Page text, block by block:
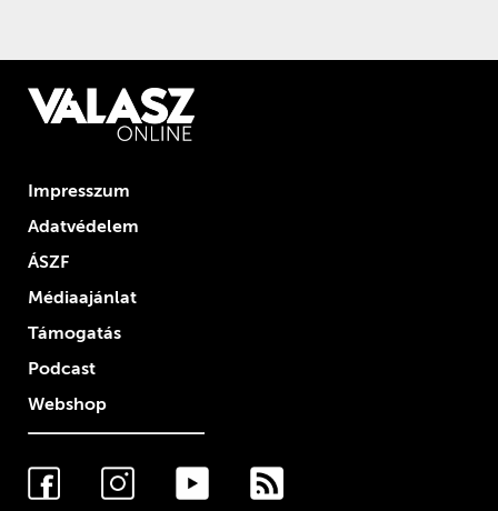
Impresszum
Adatvédelem
ÁSZF
Médiaajánlat
Támogatás
Podcast
Webshop